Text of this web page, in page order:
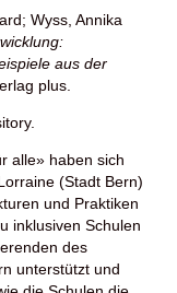
; Wyss, Annika
aus der
plus.
alle» haben sich
(Stadt Bern)
und Praktiken
inklusiven Schulen
des
unterstützt und